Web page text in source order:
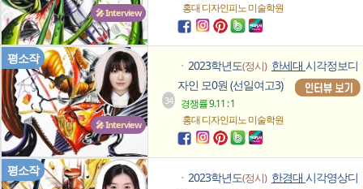
🎤 Interview
홍대 디자인피노미술학원
🎤 Interview
평소작
34
ㆍ 2023학년도(정시) 한세대 시각정보디
자인 모0원 (선일여고3)
경쟁률 9.11 : 1
홍대 디자인피노미술학원
평소작
ㆍ 2023학년도(정시) 한경대 시각영상디